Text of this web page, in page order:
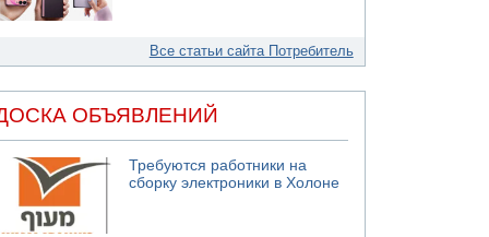
Все статьи сайта Потребитель
ОБЪЯВЛЕНИЙ
Требуются работники на
сборку электроники в Холоне